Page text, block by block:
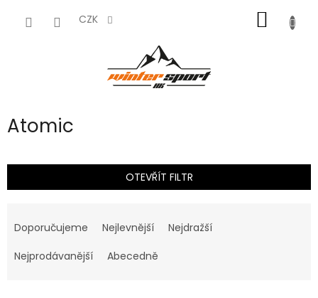
CZK
KOŠÍK
Atomic
OTEVŘÍT FILTR
a
e
Doporučujeme Nejlevnější
Nejdražší
Nejprodávanější
Abecedně